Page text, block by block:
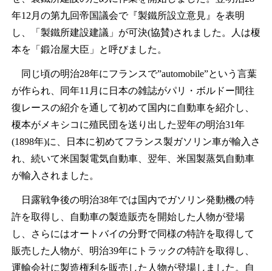
年12月の第九回帝国議会で『製鐵所設立意見』を表明
し、「製鐵所建設建議」が可決(協賛)されました。人は榎
本を「鍛冶屋大臣」と呼びました。
同じ頃の明治28年にフランスで”automobile”という言葉
が作られ、同年11月に日本の雑誌がパリ・ボルドー間往
復レースの紹介を通して初めて国内に自動車を紹介し、
榎本がメキシコに殖民団を送り出した翌年の明治31年
(1898年)に、日本に初めてフランス製ガソリン車が輸入さ
れ、続いて米国製電気自動車、翌年、米国製蒸気自動車
が輸入されました。
日露戦争後の明治38年では国内でガソリン発動機の特
許を取得し、自動車の製造販売を開始した人物が登場
し、さらにはオートバイの分野で同様の特許を取得して
販売した人物が、明治39年にトラックの特許を取得し、
運輸会社に製造権利を販売した人物が登場しました。自